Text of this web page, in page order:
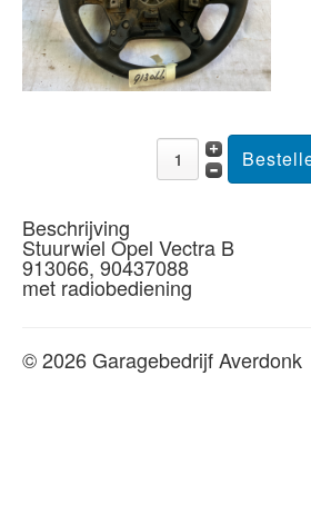
Beschrijving
Stuurwiel Opel Vectra B
913066, 90437088
met radiobediening
© 2026 Garagebedrijf Averdonk